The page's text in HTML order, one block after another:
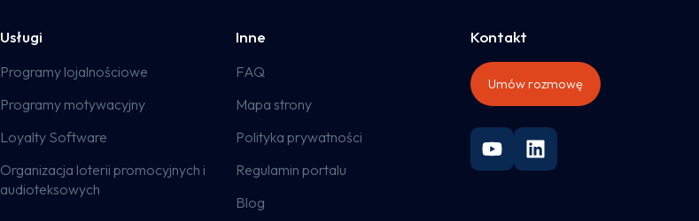
Usługi
Programy lojalnościowe
Programy motywacyjny
Loyalty Software
Organizacja loterii promocyjnych i
audioteksowych
Inne
FAQ
Mapa strony
Polityka prywatności
Regulamin portalu
Blog
Kontakt
Umów rozmowę